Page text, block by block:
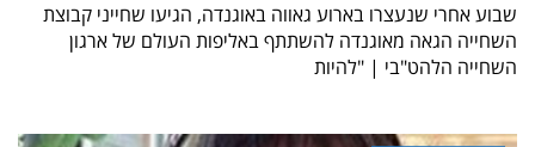
שבוע אחרי שנעצרו בארוע גאווה באוגנדה, הגיעו שחייני קבוצת
השחייה הגאה מאוגנדה להשתתף באליפות העולם של ארגון
השחייה הלהט"בי | "להיות